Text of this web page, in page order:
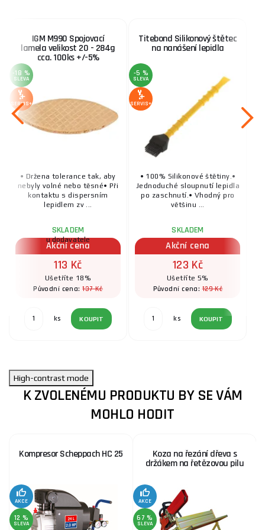
IGM M990 Spojovací
lamela velikost 20 - 284g
cca. 100ks +/-5%
-18 %
SLEVA
SERVIS+
• Držena tolerance tak, aby
nebyly volné nebo těsné• Při
kontaktu s dispersním
lepidlem zv ...
SKLADEM
u dodavatele
Akční cena
113 Kč
Ušetříte 18%
Původní cena:137 Kč
ks KOUPIT
Titebond Silikonový štětec
na nanášení lepidla
-5 %
SLEVA
SERVIS+
• 100% Silikonové štětiny.•
Jednoduché sloupnutí lepidla
po zaschnutí.• Vhodný pro
většinu ...
SKLADEM
Akční cena
123 Kč
Ušetříte 5%
Původní cena:129 Kč
ks KOUPIT
High-contrast mode
K ZVOLENÉMU PRODUKTU BY SE VÁM
MOHLO HODIT
Kompresor Scheppach HC 25
AKCE
12 %
SLEVA
Koza na řezání dřeva s
držákem na řetězovou pilu
AKCE
67 %
SLEVA